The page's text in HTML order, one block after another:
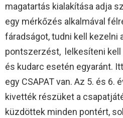
magatartás kialakítása adja
egy mérkőzés alkalmával
fáradságot, tudni kell kezelni
pontszerzést, lelkesíteni kell
és kudarc esetén egyaránt.
egy CSAPAT van. Az 5. és 6.
kivették részüket a
küzdöttek minden pontért,